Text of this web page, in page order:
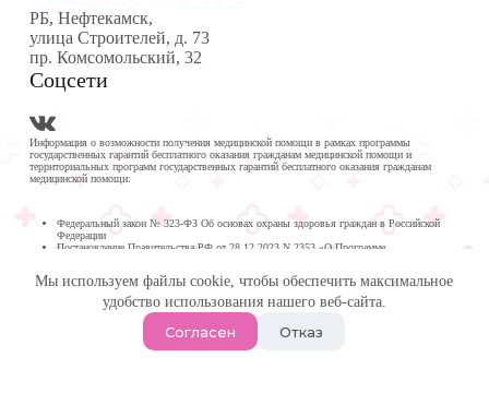
Мы используем файлы cookie, чтобы обеспечить максимальное
удобство использования нашего веб-сайта.
Согласен Отказ
РБ, Нефтекамск,
улица Строителей, д. 73
пр. Комсомольский, 32
Соцсети
Информация о возможности получения медицинской помощи в рамках программы
государственных гарантий бесплатного оказания гражданам медицинской помощи и
территориальных программ государственных гарантий бесплатного оказания гражданам
медицинской помощи:
Федеральный закон № 323-ФЗ Об основах охраны здоровья граждан в Российской
Федерации
Постановление Правительства РФ от 28.12.2023 N 2353 «О Программе
Программа государственных гарантий бесплатного оказания гражданам медицинской
Республике Башкортостан на 2024 год и на плановый период 2025 и 2026 годов
Медика Плюс
| Многопрофильная клиника в